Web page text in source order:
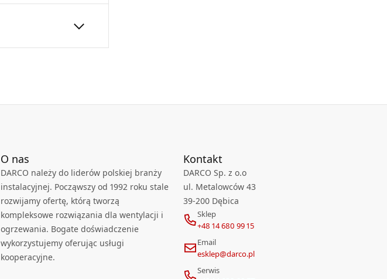
O nas
DARCO należy do liderów polskiej branży
instalacyjnej. Począwszy od 1992 roku stale
rozwijamy ofertę, którą tworzą
kompleksowe rozwiązania dla wentylacji i
ogrzewania. Bogate doświadczenie
wykorzystujemy oferując usługi
kooperacyjne.
Kontakt
DARCO Sp. z o.o
ul. Metalowców 43
39-200 Dębica
Sklep
+48 14 680 99 15
Email
esklep@darco.pl
Serwis